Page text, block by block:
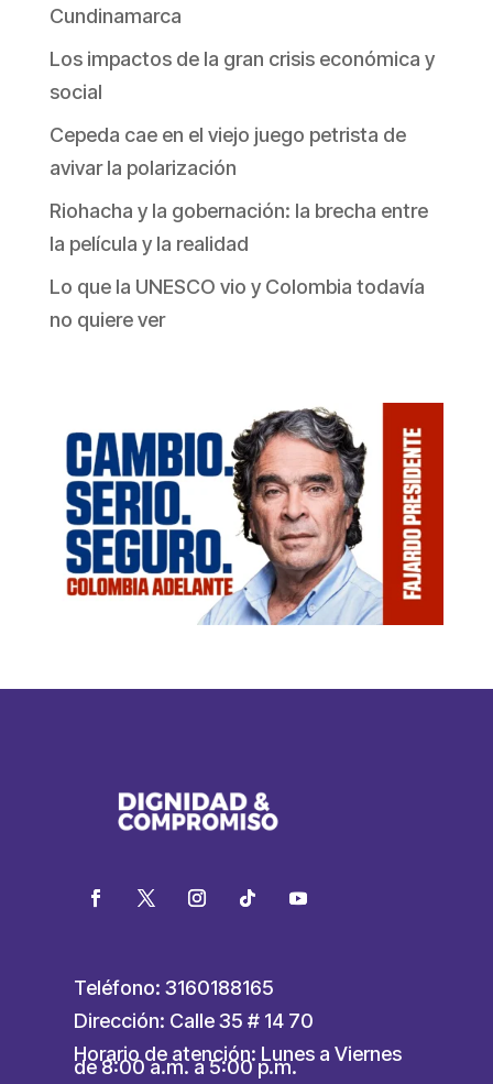
Cundinamarca
Los impactos de la gran crisis económica y
social
Cepeda cae en el viejo juego petrista de
avivar la polarización
Riohacha y la gobernación: la brecha entre
la película y la realidad
Lo que la UNESCO vio y Colombia todavía
no quiere ver
Teléfono: 3160188165
Dirección: Calle 35 # 14 70
Horario de atención: Lunes a Viernes
de 8:00 a.m. a 5:00 p.m.